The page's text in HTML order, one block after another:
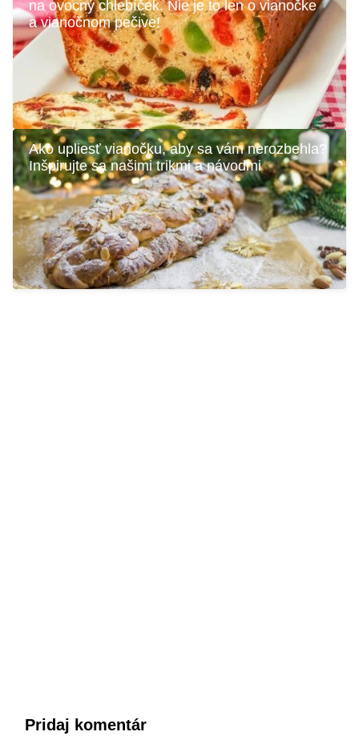
na ovocný chlebíček. Nie je to len o vianočke
a vianočnom pečive!
Ako upliesť vianočku, aby sa vám nerozbehla?
Inšpirujte sa našimi trikmi a návodmi
Pridaj komentár